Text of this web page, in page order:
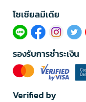
โซเซียลมีเดีย​
รองรับการชำระเงิน
Verified by